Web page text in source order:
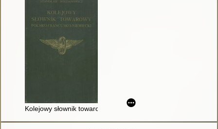
Kolejowy słownik towarowy polsko-francusko-niemiecki